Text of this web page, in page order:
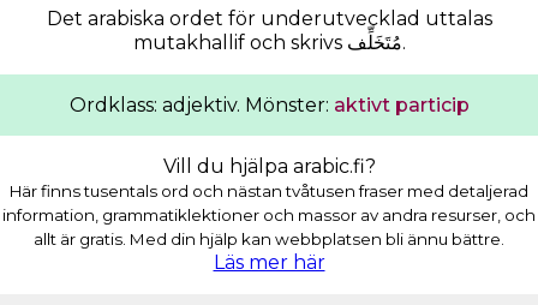
Det arabiska ordet för underutvecklad uttalas
mutakhallifoch skrivs ﻣُﺘَﺨَﻠِّﻒ.
Ordklass: adjektiv. Mönster: aktivt particip
Vill du hjälpa arabic.fi?
Här finns tusentals ord och nästan tvåtusen fraser med detaljerad
information, grammatiklektioner och massor av andra resurser, och
allt är gratis. Med din hjälp kan webbplatsen bli ännu bättre.
Läs mer här